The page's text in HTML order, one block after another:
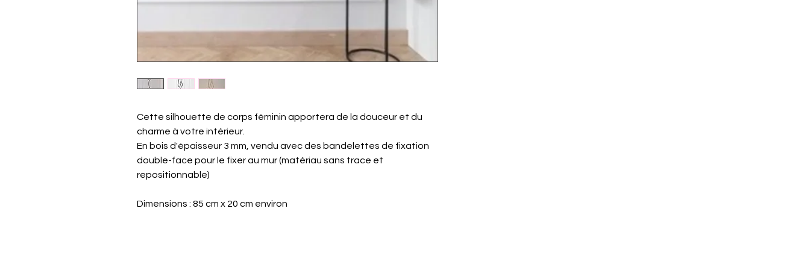
Cette silhouette de corps féminin apportera de la douceur et du
charme à votre intérieur.
En bois d'épaisseur 3 mm, vendu avec des bandelettes de fixation
double-face pour le fixer au mur (matériau sans trace et
repositionnable)
Dimensions : 85 cm x 20 cm environ